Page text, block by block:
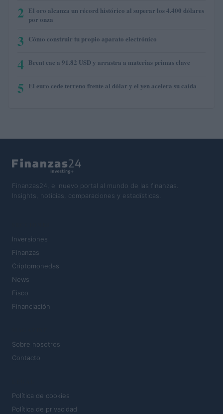
2 El oro alcanza un récord histórico al superar los 4.400 dólares
por onza
3 Cómo construir tu propio aparato electrónico
4 Brent cae a 91.82 USD y arrastra a materias primas clave
5 El euro cede terreno frente al dólar y el yen acelera su caída
Finanzas24, el nuevo portal al mundo de las finanzas.
Insights, noticias, comparaciones y estadísticas.
Inversiones
Finanzas
Criptomonedas
News
Fisco
Financiación
Sobre nosotros
Contacto
Política de cookies
Política de privacidad